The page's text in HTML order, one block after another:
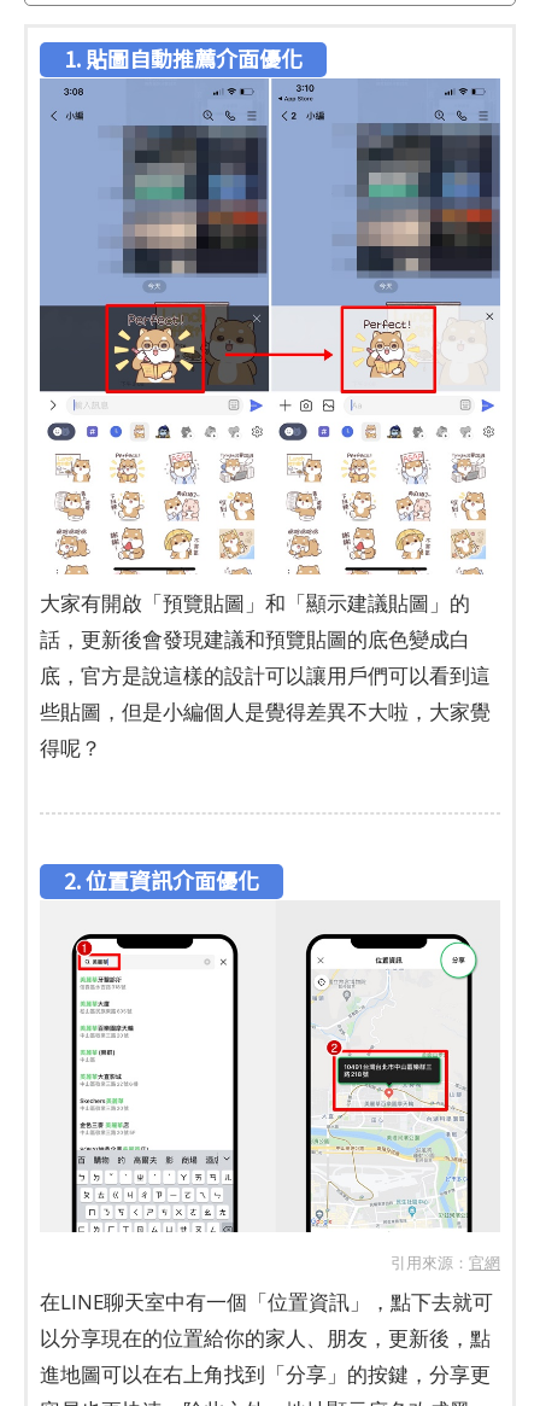
1. 貼圖自動推薦介面優化
大家有開啟「預覽貼圖」和「顯示建議貼圖」的
話，更新後會發現建議和預覽貼圖的底色變成白
底，官方是說這樣的設計可以讓用戶們可以看到這
些貼圖，但是小編個人是覺得差異不大啦，大家覺
得呢？
2. 位置資訊介面優化
引用來源： 官網
在LINE聊天室中有一個「位置資訊」，點下去就可
以分享現在的位置給你的家人、朋友，更新後，點
進地圖可以在右上角找到「分享」的按鍵，分享更